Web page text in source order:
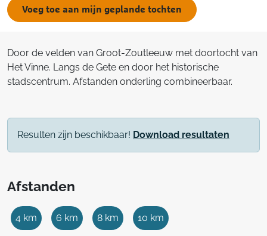
Voeg toe aan mijn geplande tochten
Door de velden van Groot-Zoutleeuw met doortocht van
Het Vinne. Langs de Gete en door het historische
stadscentrum. Afstanden onderling combineerbaar.
Resulten zijn beschikbaar! Download resultaten
Afstanden
4 km 6 km 8 km 10 km